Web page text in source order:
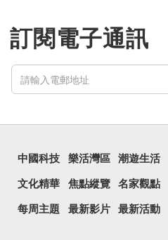
訂閱電子通訊
中國科技 樂活灣區 潮遊生活
文化精華 焦點縱覽 名家觀點
每周主題 最新影片 最新活動